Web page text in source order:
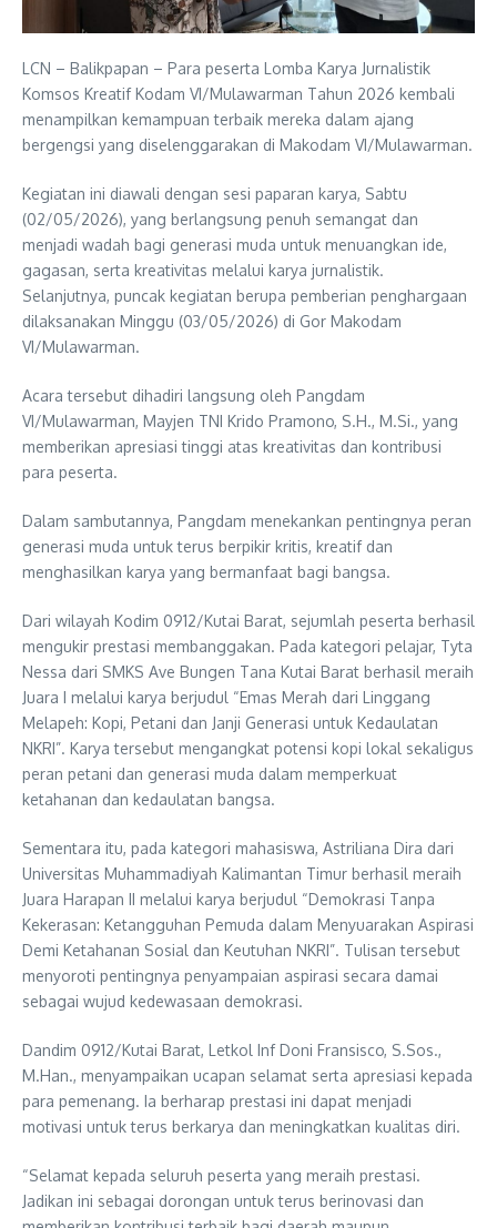
LCN – Balikpapan – Para peserta Lomba Karya Jurnalistik
Komsos Kreatif Kodam VI/Mulawarman Tahun 2026 kembali
menampilkan kemampuan terbaik mereka dalam ajang
bergengsi yang diselenggarakan di Makodam VI/Mulawarman.
Kegiatan ini diawali dengan sesi paparan karya, Sabtu
(02/05/2026), yang berlangsung penuh semangat dan
menjadi wadah bagi generasi muda untuk menuangkan ide,
gagasan, serta kreativitas melalui karya jurnalistik.
Selanjutnya, puncak kegiatan berupa pemberian penghargaan
dilaksanakan Minggu (03/05/2026) di Gor Makodam
VI/Mulawarman.
Acara tersebut dihadiri langsung oleh Pangdam
VI/Mulawarman, Mayjen TNI Krido Pramono, S.H., M.Si., yang
memberikan apresiasi tinggi atas kreativitas dan kontribusi
para peserta.
Dalam sambutannya, Pangdam menekankan pentingnya peran
generasi muda untuk terus berpikir kritis, kreatif dan
menghasilkan karya yang bermanfaat bagi bangsa.
Dari wilayah Kodim 0912/Kutai Barat, sejumlah peserta berhasil
mengukir prestasi membanggakan. Pada kategori pelajar, Tyta
Nessa dari SMKS Ave Bungen Tana Kutai Barat berhasil meraih
Juara I melalui karya berjudul “Emas Merah dari Linggang
Melapeh: Kopi, Petani dan Janji Generasi untuk Kedaulatan
NKRI”. Karya tersebut mengangkat potensi kopi lokal sekaligus
peran petani dan generasi muda dalam memperkuat
ketahanan dan kedaulatan bangsa.
Sementara itu, pada kategori mahasiswa, Astriliana Dira dari
Universitas Muhammadiyah Kalimantan Timur berhasil meraih
Juara Harapan II melalui karya berjudul “Demokrasi Tanpa
Kekerasan: Ketangguhan Pemuda dalam Menyuarakan Aspirasi
Demi Ketahanan Sosial dan Keutuhan NKRI”. Tulisan tersebut
menyoroti pentingnya penyampaian aspirasi secara damai
sebagai wujud kedewasaan demokrasi.
Dandim 0912/Kutai Barat, Letkol Inf Doni Fransisco, S.Sos.,
M.Han., menyampaikan ucapan selamat serta apresiasi kepada
para pemenang. Ia berharap prestasi ini dapat menjadi
motivasi untuk terus berkarya dan meningkatkan kualitas diri.
“Selamat kepada seluruh peserta yang meraih prestasi.
Jadikan ini sebagai dorongan untuk terus berinovasi dan